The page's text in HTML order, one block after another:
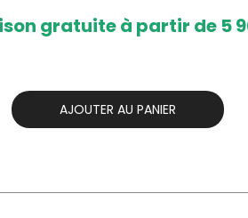
gratuite à partir de 5
AJOUTER AU PANIER